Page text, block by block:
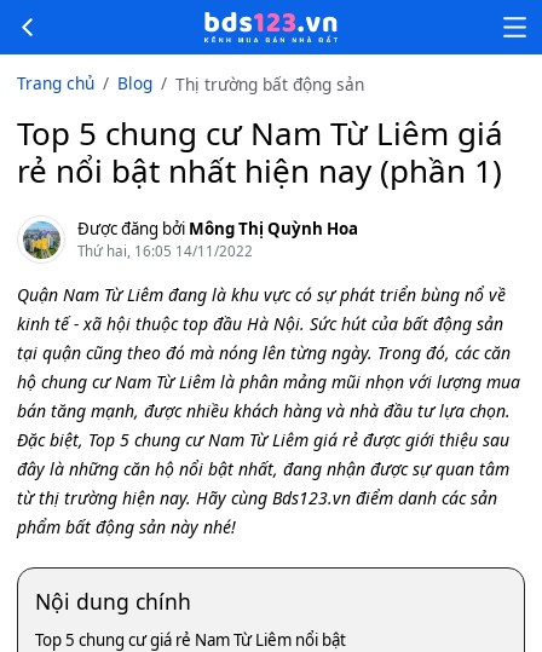
Trang chủ Blog Thị trường bất động sản
Top 5 chung cư Nam Từ Liêm giá
rẻ nổi bật nhất hiện nay (phần 1)
Được đăng bởi Mông Thị Quỳnh Hoa
Thứ hai, 16:05 14/11/2022
Quận Nam Từ Liêm đang là khu vực có sự phát triển bùng nổ về
kinh tế - xã hội thuộc top đầu Hà Nội. Sức hút của bất động sản
tại quận cũng theo đó mà nóng lên từng ngày. Trong đó, các căn
hộ chung cư Nam Từ Liêm là phân mảng mũi nhọn với lượng mua
bán tăng mạnh, được nhiều khách hàng và nhà đầu tư lựa chọn.
Đặc biệt, Top 5 chung cư Nam Từ Liêm giá rẻ được giới thiệu sau
đây là những căn hộ nổi bật nhất, đang nhận được sự quan tâm
từ thị trường hiện nay. Hãy cùng Bds123.vn điểm danh các sản
phẩm bất động sản này nhé!
Nội dung chính
Top 5 chung cư giá rẻ Nam Từ Liêm nổi bật